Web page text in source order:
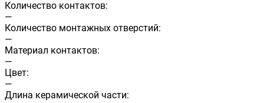
Количество контактов:
—
Количество монтажных отверстий:
—
Материал контактов:
—
Цвет:
—
Длина керамической части: